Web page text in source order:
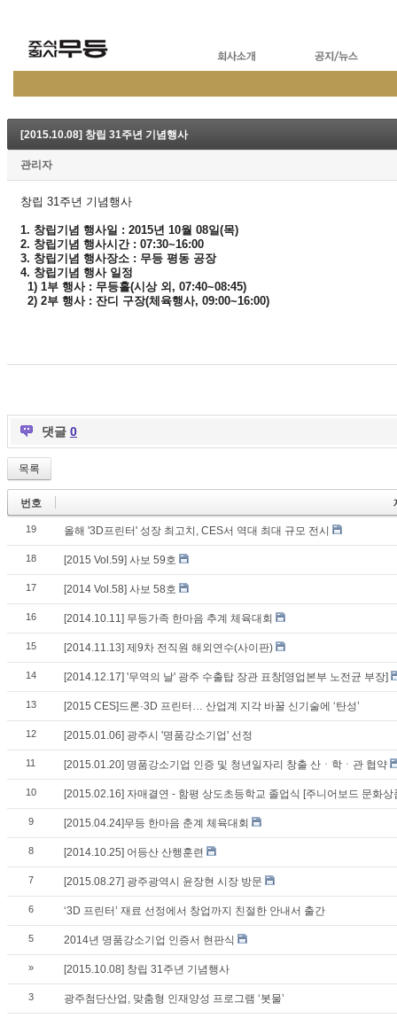
[2015.10.08] 창립 31주년 기념행사
관리자
창립 31주년 기념행사
1. 창립 기념 행사일 : 2015년 10월 08일(목)
2. 창립 기념 행사시간 : 07:30~16:00
3. 창립 기념 행사장소 : 무등 평동 공장
4. 창립 기념 행사 일정
1) 1부 행사 : 무등홀(시상 외, 07:40~08:45)
2) 2부 행사 : 잔디 구장(체육행사, 09:00~16:00)
댓글 0
목록
번호
19 올해 '3D프린터' 성장 최고치, CES서 역대 최대 규모 전시
18 [2015 Vol.59] 사보 59호
17 [2014 Vol.58] 사보 58호
16 [2014.10.11] 무등가족 한마음 추계 체육대회
15 [2014.11.13] 제9차 전직원 해외연수(사이판)
14 [2014.12.17] '무역의 날' 광주 수출탑 장관 표창[영업본부 노전균 부장]
13 [2015 CES]드론·3D 프린터… 산업계 지각 바꿀 신기술에 ‘탄성’
12 [2015.01.06] 광주시 '명품강소기업' 선정
11 [2015.01.20] 명품강소기업 인증 및 청년일자리 창출 산ㆍ학ㆍ관 협약
10 [2015.02.16] 자매결연 - 함평 상도초등학교 졸업식 [주니어보드 문화상
9 [2015.04.24]무등 한마음 춘계 체육대회
8 [2014.10.25] 어등산 산행훈련
7 [2015.08.27] 광주광역시 윤장현 시장 방문
6 ‘3D 프린터’ 재료 선정에서 창업까지 친절한 안내서 출간
5 2014년 명품강소기업 인증서 현판식
» [2015.10.08] 창립 31주년 기념행사
3 광주첨단산업, 맞춤형 인재양성 프로그램 ‘봇물’